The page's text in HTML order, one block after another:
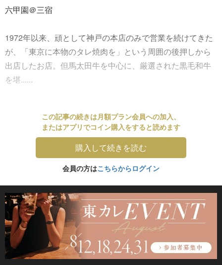
六甲園＠三宿
1972年以来、頑として神戸の本店のみで営業を続けてきた
が、「東京に本物のタレ焼肉を」という周囲の後押しから
出店したお店。但馬太田牛を中心に、厳選された黒毛和牛
を堪......
この記事の続きは月額プラン会員への加入、
またはアプリでコイン購入をすると読めます
購入して続きを読む
会員の方はこちらからログイン